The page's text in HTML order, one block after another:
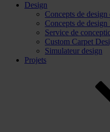
Design
Concepts de design
Concepts de
Service de
Custom Carpet
Simulateur design
Projets